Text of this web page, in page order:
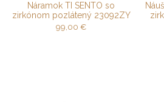
Náramok TI SENTO so
zirkónom pozlátený 23092ZY
99,00 €